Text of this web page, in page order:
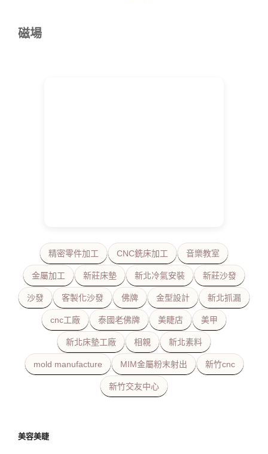
磁場
精密零件加工 CNC銑床加工 音樂教室
金屬加工 新莊床墊 新北冷氣安裝 新莊沙發
沙發 客製化沙發 佛牌 金型設計 新北抓漏
cnc工廠 泰國老佛牌 美睫店 美甲
新北床墊工廠 相親 新北素料
mold manufacture MIM金屬粉末射出 新竹cnc
新竹交友中心
美容美睫